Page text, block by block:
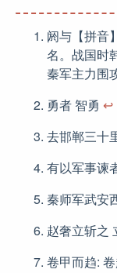
阏与【拼音
名。战国时
秦军主力围
勇者 智勇 ↩︎
去邯郸三十
有以军事谏
秦师军武安
赵奢立斩之
卷甲而趋: